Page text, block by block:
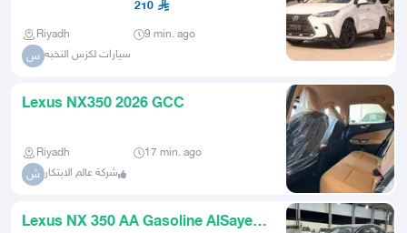
210
Riyadh 9 min. ago
س سيارات لكزس النخبه
Lexus NX350 2026 GCC
Riyadh 17 min. ago
ش شركة عالم الابتكار
Lexus NX 350 AA Gasoline AlSayer